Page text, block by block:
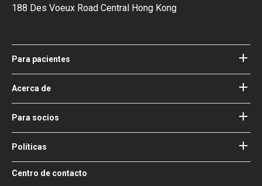
188 Des Voeux Road Central Hong Kong
Para pacientes
Hospitales
Médicos
Blog
Guías
Sus garantías
Acerca de
Acerca de Bookimed
Cómo funciona
Nuestros médicos
Consejo de Asesoría Médica de
Bookimed
Impacto social y Medios de
Para socios
Agregue su hospital
Acceso para socios
Políticas
Términos de uso
Política de privacidad
Centro de contacto